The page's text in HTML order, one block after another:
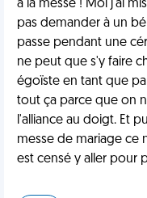
à la messe ! Moi j'ai
pas demander à un
passe pendant une
ne peut que s'y faire
égoïste en tant que
tout ça parce que on
l'alliance au doigt. Et
messe de mariage ce
est censé y aller pour